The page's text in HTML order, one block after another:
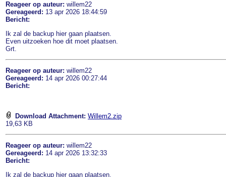
Reageer op auteur: willem22
Gereageerd: 13 apr 2026 18:44:59
Bericht:
Ik zal de backup hier gaan plaatsen.
Even uitzoeken hoe dit moet plaatsen.
Grt.
Reageer op auteur: willem22
Gereageerd: 14 apr 2026 00:27:44
Bericht:
Download Attachment: Willem2.zip
19,63 KB
Reageer op auteur: willem22
Gereageerd: 14 apr 2026 13:32:33
Bericht:
Ik zal de backup hier gaan plaatsen.